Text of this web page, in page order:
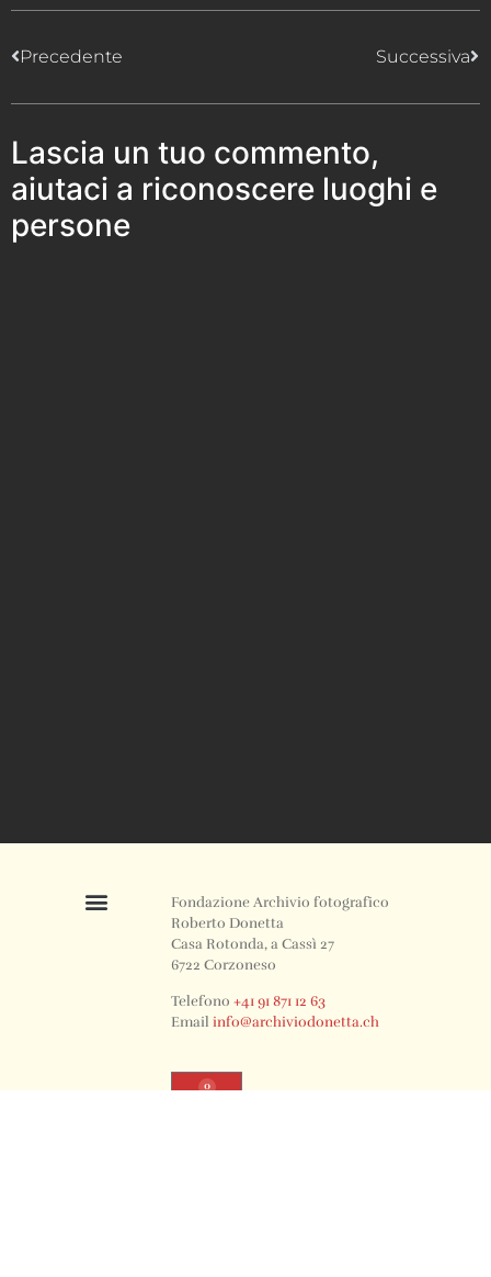
Precedente Successiva
Lascia un tuo commento,
aiutaci a riconoscere luoghi e
persone
Fondazione Archivio fotografico
Roberto Donetta
Casa Rotonda, a Cassì 27
6722 Corzoneso
Telefono+41 91 871 12 63
Emailinfo@archiviodonetta.ch
0